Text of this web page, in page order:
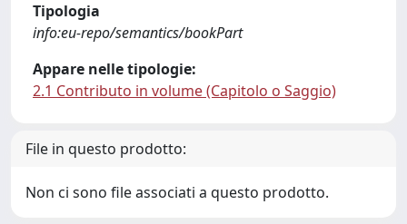
Tipologia
info:eu-repo/semantics/bookPart
Appare nelle tipologie:
2.1 Contributo in volume (Capitolo o Saggio)
File in questo prodotto:
Non ci sono file associati a questo prodotto.